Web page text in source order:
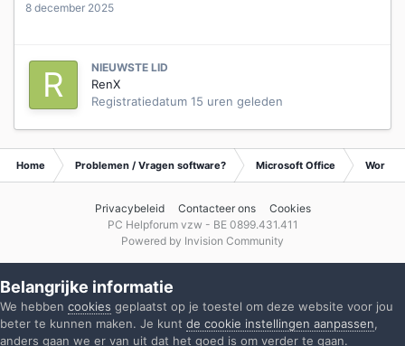
8 december 2025
NIEUWSTE LID
RenX
Registratiedatum 15 uren geleden
Home Problemen / Vragen software? Microsoft Office Word
Privacybeleid Contacteer ons
Cookies
PC Helpforum vzw - BE 0899.431.411
Powered by Invision Community
Belangrijke informatie
We hebben cookies geplaatst op je toestel om deze website voor jou
beter te kunnen maken. Je kunt de cookie instellingen aanpassen,
anders gaan we er van uit dat het goed is om verder te gaan.